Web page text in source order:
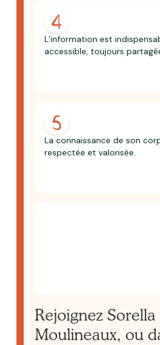
L’information est
accessible, toujours
La connaissance de son
respectée et valorisée.
Rejoignez Sorella
Moulineaux, ou